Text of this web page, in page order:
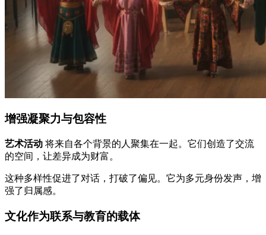
增强凝聚力与包容性
艺术活动 将来自各个背景的人聚集在一起。它们创造了交流
的空间，让差异成为财富。
这种多样性促进了对话，打破了偏见。它为多元身份发声，增
强了归属感。
文化作为联系与教育的载体